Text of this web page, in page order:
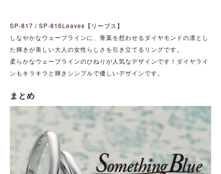
SP-817 / SP-816Leaves【リーブス】
しなやかなウェーブラインに、青葉を想わせるダイヤモンドの凛とし
た輝きが美しい大人の女性らしさを引き立てるリングです。
柔らかなウェーブラインのひねりが人気なデザインです！ ダイヤライ
ンもキラキラと輝きシンプルで優しいデザインです。
まとめ